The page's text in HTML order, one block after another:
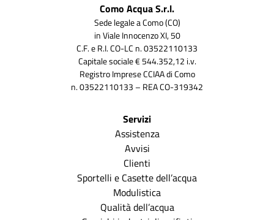
Como Acqua S.r.l.
Sede legale a Como (CO)
in Viale Innocenzo XI, 50
C.F. e R.I. CO-LC n. 03522110133
Capitale sociale € 544.352,12 i.v.
Registro Imprese CCIAA di Como
n. 03522110133 – REA CO-319342
Servizi
Assistenza
Avvisi
Clienti
Sportelli e Casette dell’acqua
Modulistica
Qualità dell’acqua